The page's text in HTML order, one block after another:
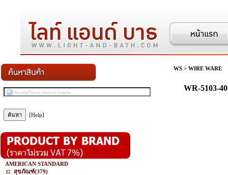
[Help]
AMERICAN STANDARD
สุขภัณฑ์(379)
WS > WIRE WARE
WR-5103-